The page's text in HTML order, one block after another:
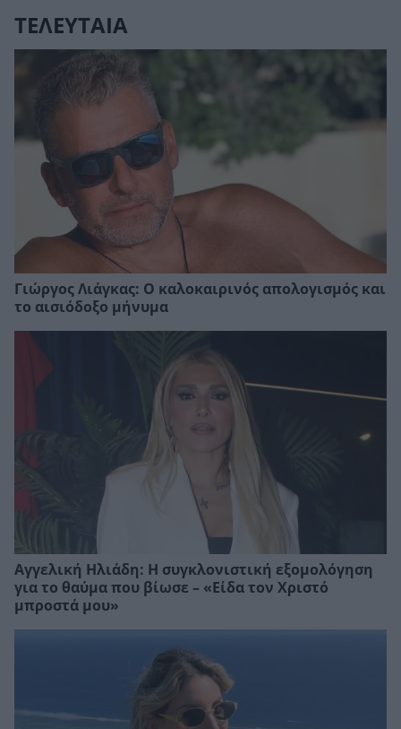
ΤΕΛΕΥΤΑΙΑ
Γιώργος Λιάγκας: Ο καλοκαιρινός απολογισμός και
το αισιόδοξο μήνυμα
Αγγελική Ηλιάδη: Η συγκλονιστική εξομολόγηση
για το θαύμα που βίωσε – «Είδα τον Χριστό
μπροστά μου»